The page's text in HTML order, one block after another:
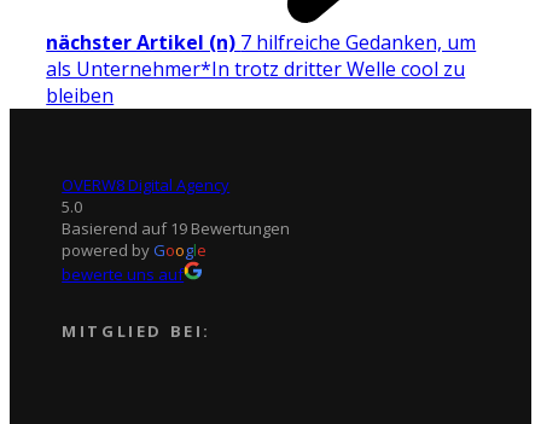
nächster Artikel (n) 7 hilfreiche Gedanken, um
als Unternehmer*In trotz dritter Welle cool zu
bleiben
OVERW8 Digital Agency
5.0
Basierend auf 19 Bewertungen
powered byGoogle
bewerte uns auf
MITGLIED BEI: